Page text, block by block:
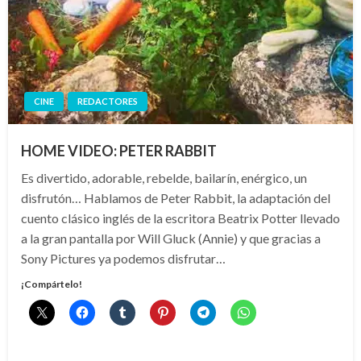
CINE REDACTORES
HOME VIDEO: PETER RABBIT
Es divertido, adorable, rebelde, bailarín, enérgico, un
disfrutón… Hablamos de Peter Rabbit, la adaptación del
cuento clásico inglés de la escritora Beatrix Potter llevado
a la gran pantalla por Will Gluck (Annie) y que gracias a
Sony Pictures ya podemos disfrutar…
¡Compártelo!